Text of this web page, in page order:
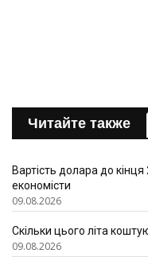
Читайте также
Вартість долара до
економісти
09.08.2026
Скільки цього літа
09.08.2026